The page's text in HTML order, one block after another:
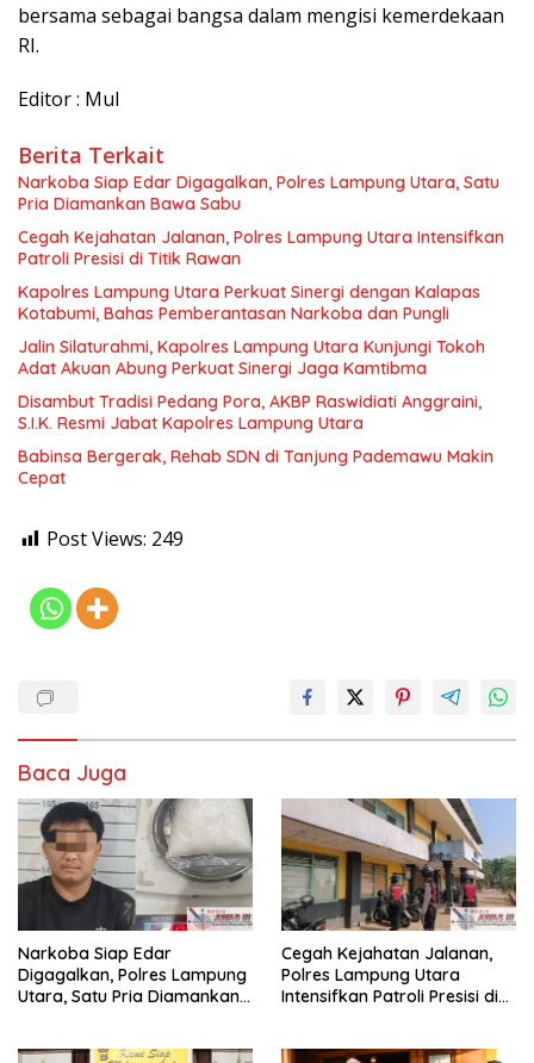
bersama sebagai bangsa dalam mengisi kemerdekaan
RI.
Editor : Mul
Berita Terkait
Narkoba Siap Edar Digagalkan, Polres Lampung Utara, Satu
Pria Diamankan Bawa Sabu
Cegah Kejahatan Jalanan, Polres Lampung Utara Intensifkan
Patroli Presisi di Titik Rawan
Kapolres Lampung Utara Perkuat Sinergi dengan Kalapas
Kotabumi, Bahas Pemberantasan Narkoba dan Pungli
Jalin Silaturahmi, Kapolres Lampung Utara Kunjungi Tokoh
Adat Akuan Abung Perkuat Sinergi Jaga Kamtibma
Disambut Tradisi Pedang Pora, AKBP Raswidiati Anggraini,
S.I.K. Resmi Jabat Kapolres Lampung Utara
Babinsa Bergerak, Rehab SDN di Tanjung Pademawu Makin
Cepat
Post Views: 249
Baca Juga
Narkoba Siap Edar
Digagalkan, Polres Lampung
Utara, Satu Pria Diamankan
Cegah Kejahatan Jalanan,
Polres Lampung Utara
Intensifkan Patroli Presisi di